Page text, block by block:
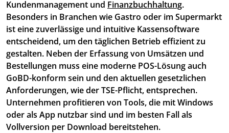
Kundenmanagement und Finanzbuchhaltung.
Besonders in Branchen wie Gastro oder im Supermarkt
ist eine zuverlässige und intuitive Kassensoftware
entscheidend, um den täglichen Betrieb effizient zu
gestalten. Neben der Erfassung von Umsätzen und
Bestellungen muss eine moderne POS-Lösung auch
GoBD-konform sein und den aktuellen gesetzlichen
Anforderungen, wie der TSE-Pflicht, entsprechen.
Unternehmen profitieren von Tools, die mit Windows
oder als App nutzbar sind und im besten Fall als
Vollversion per Download bereitstehen.